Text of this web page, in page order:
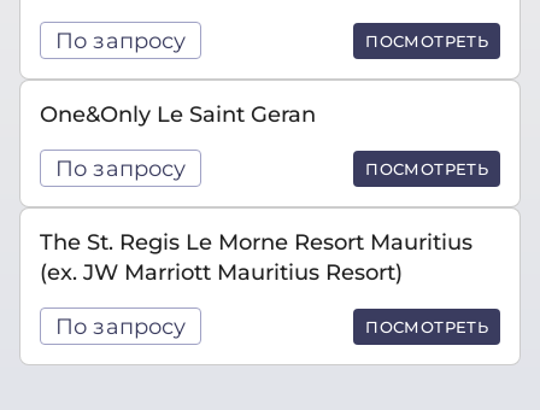
По запросу ПОСМОТРЕТЬ
One&Only Le Saint Geran
По запросу ПОСМОТРЕТЬ
The St. Regis Le Morne Resort Mauritius
(ex. JW Marriott Mauritius Resort)
По запросу ПОСМОТРЕТЬ